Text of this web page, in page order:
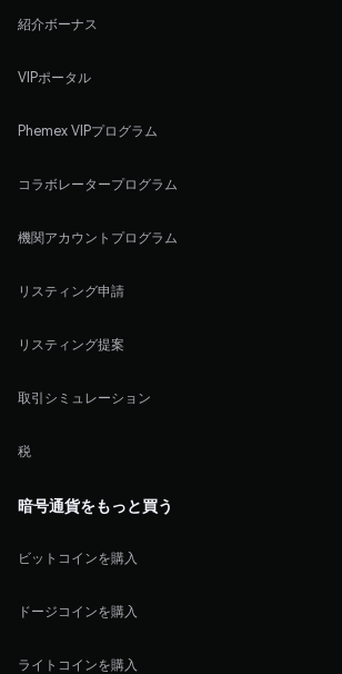
紹介ボーナス
VIPポータル
Phemex VIPプログラム
コラボレータープログラム
機関アカウントプログラム
リスティング申請
リスティング提案
取引シミュレーション
税
暗号通貨をもっと買う
ビットコインを購入
ドージコインを購入
ライトコインを購入